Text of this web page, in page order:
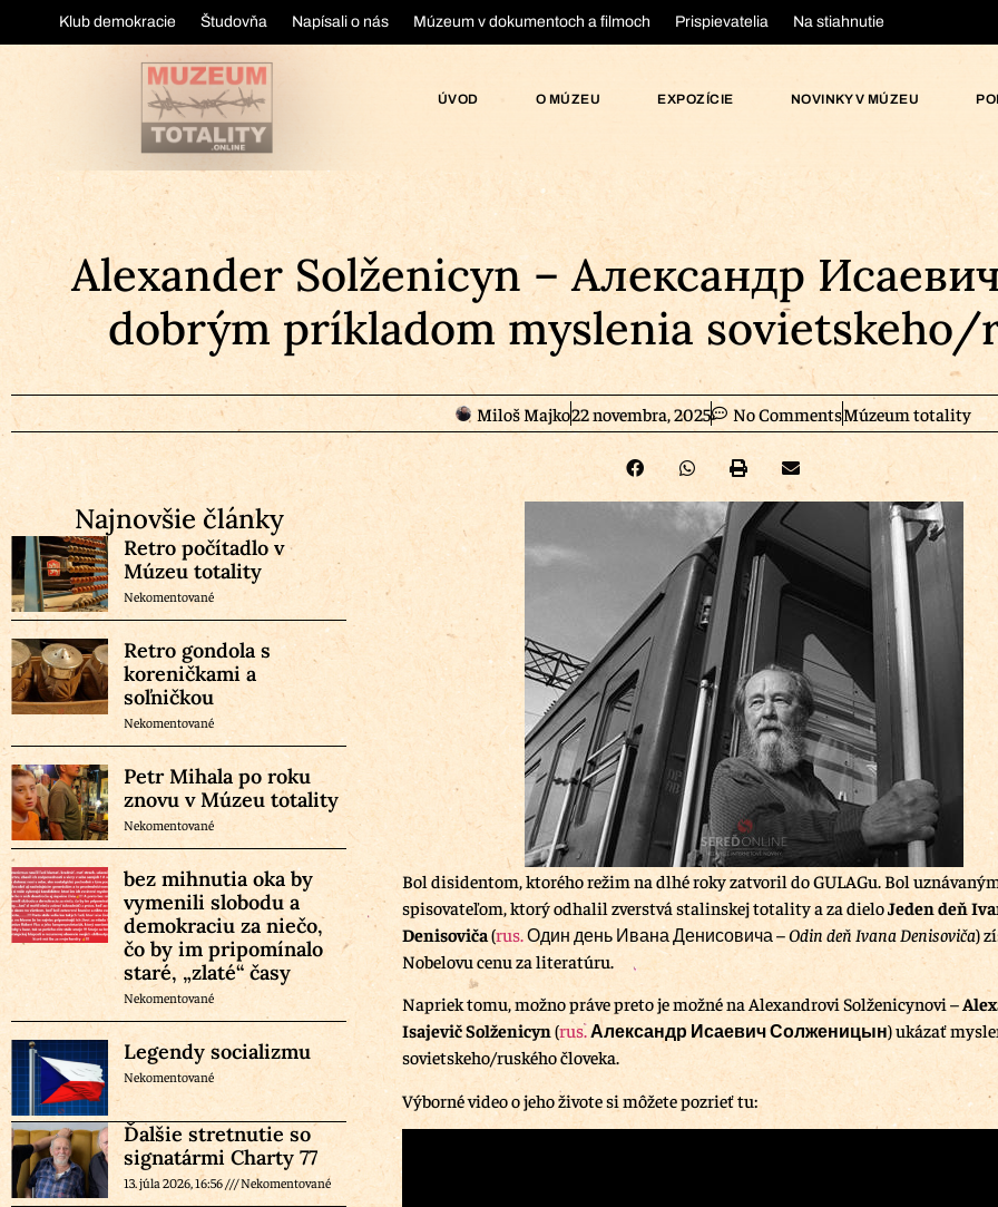
Klub demokracie Študovňa Napísali o nás Múzeum v dokumentoch a filmoch Prispievatelia Na stiahnutie
ÚVOD O MÚZEU EXPOZÍCIE NOVINKY V MÚZEU
Alexander Solženicyn – Александр
dobrým príkladom myslenia sovietskeho/
Miloš Majko22 novembra, 2025 No CommentsMúzeum totality
Najnovšie články
Retro počítadlo v
Múzeu totality
Nekomentované
Retro gondola s
koreničkami a
soľničkou
Nekomentované
Petr Mihala po roku
znovu v Múzeu totality
Nekomentované
bez mihnutia oka by
vymenili slobodu a
demokraciu za niečo,
čo by im pripomínalo
staré, „zlaté“ časy
Nekomentované
Legendy socializmu
Nekomentované
Ďalšie stretnutie so
signatármi Charty 77
13. júla 2026, 16:56 Nekomentované
Bol disidentom, ktorého režim na dlhé roky zatvoril do GULAGu. Bol
spisovateľom, ktorý odhalil zverstvá stalinskej totality a za dieloJeden deň
Denisoviča(rus. Один день Ивана Денисовича–Odin deň Ivana Denisoviča)
Nobelovu cenu za literatúru.
Napriek tomu, možno práve preto je možné na Alexandrovi Solženicynovi –
Isajevič Solženicyn (rus.Александр Исаевич Солженицын)ukázať
sovietskeho/ruského človeka.
Výborné video o jeho živote si môžete pozrieť tu: